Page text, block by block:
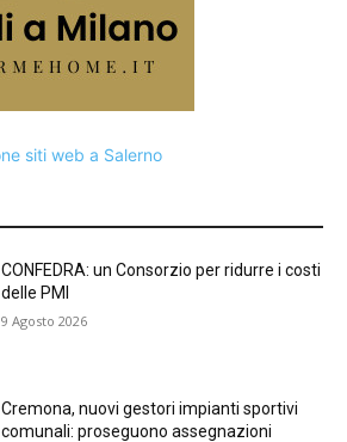
CONFEDRA: un Consorzio per ridurre i costi
delle PMI
9 Agosto 2026
Cremona, nuovi gestori impianti sportivi
comunali: proseguono assegnazioni